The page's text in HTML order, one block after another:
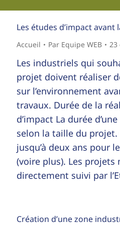
Les études d’impact
Accueil Par Equipe WEB 23
Les industriels qui
projet doivent réaliser
sur l’environnement
travaux. Durée de la
d’impact La durée
selon la taille du
jusqu’à deux ans pour
(voire plus). Les projets
directement suivi par
Création d’une zone